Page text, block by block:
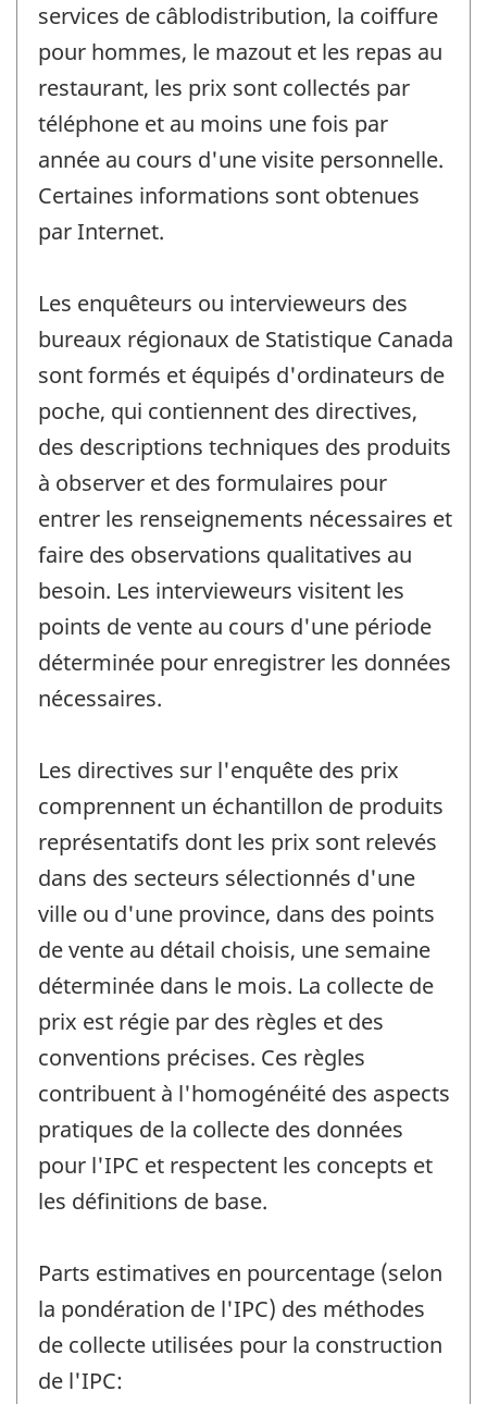
services de câblodistribution, la coiffure
pour hommes, le mazout et les repas au
restaurant, les prix sont collectés par
téléphone et au moins une fois par
année au cours d'une visite personnelle.
Certaines informations sont obtenues
par Internet.
Les enquêteurs ou intervieweurs des
bureaux régionaux de Statistique Canada
sont formés et équipés d'ordinateurs de
poche, qui contiennent des directives,
des descriptions techniques des produits
à observer et des formulaires pour
entrer les renseignements nécessaires et
faire des observations qualitatives au
besoin. Les intervieweurs visitent les
points de vente au cours d'une période
déterminée pour enregistrer les données
nécessaires.
Les directives sur l'enquête des prix
comprennent un échantillon de produits
représentatifs dont les prix sont relevés
dans des secteurs sélectionnés d'une
ville ou d'une province, dans des points
de vente au détail choisis, une semaine
déterminée dans le mois. La collecte de
prix est régie par des règles et des
conventions précises. Ces règles
contribuent à l'homogénéité des aspects
pratiques de la collecte des données
pour l'IPC et respectent les concepts et
les définitions de base.
Parts estimatives en pourcentage (selon
la pondération de l'IPC) des méthodes
de collecte utilisées pour la construction
de l'IPC: